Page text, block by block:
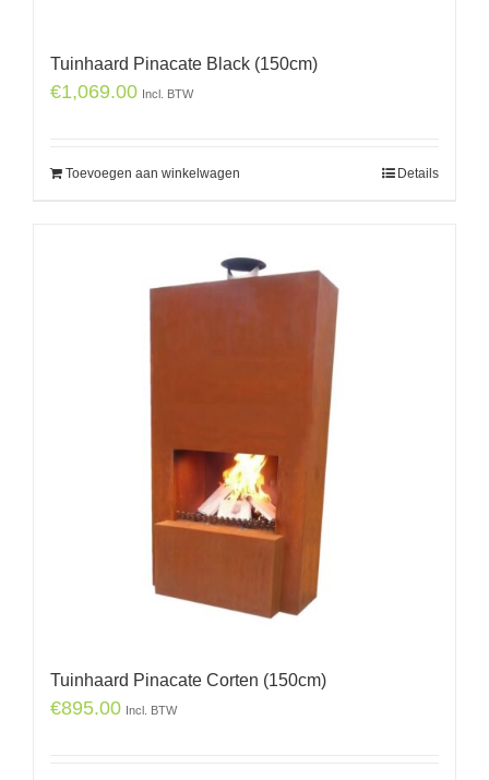
Tuinhaard Pinacate Black (150cm)
€1,069.00 Incl. BTW
Toevoegen aan winkelwagen Details
Tuinhaard Pinacate Corten (150cm)
€895.00 Incl. BTW